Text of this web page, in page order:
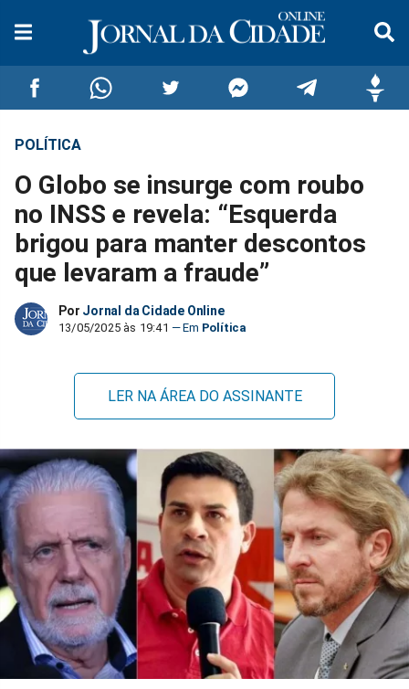
Compartilhar
no
Facebook
Compartilhar
no
Whatsapp
no
Twitter
no
Messenger
no
TelegramGettr
POLÍTICA
O Globo se insurge com roubo
no INSS e revela: “Esquerda
brigou para manter descontos
que levaram a fraude”
Por Jornal da Cidade Online
13/05/2025 às 19:41 Política
LER NA ÁREA DO ASSINANTE